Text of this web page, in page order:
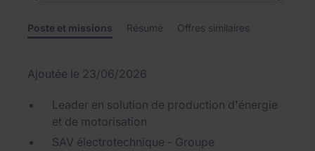
Poste et missions Résumé Offres similaires
Ajoutée le 23/06/2026
Leader en solution de production d'énergie
et de motorisation
SAV électrotechnique - Groupe